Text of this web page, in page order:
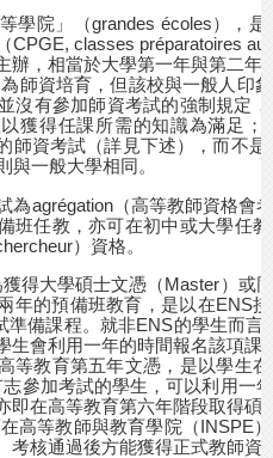
學院」（grandes écoles），
CPGE, classes préparatoires
辦，相當於大學第一年與第二年
師資培育，但該校與一般人印
沒有參加師資考試的強制規定
獲得任課所需的知識為滿足
師資考試（詳見下述），而不
與一般大學相同。
為agrégation（高等教師資格會
班任教，亦可在初中或大學任
）資格。
獲得大學碩士文憑（Master）或
年的預備班教育，是以在ENS
準備課程。就非ENS的學生而言
生會利用一年的時間報名該項課
等教育第五年文憑，是以學生
參加考試的學生，可以利用一
即在高等教育第六年階段取得碩
高等教師與教育學院（INSPE
考核通過後方能獲得正式教師資